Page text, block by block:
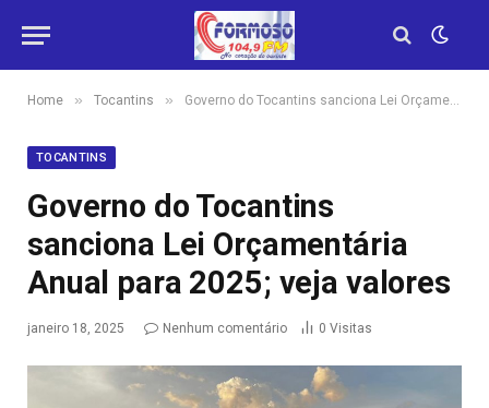
Home » Tocantins » Governo do Tocantins sanciona Lei Orçamentária Anual para 2025; veja valores
TOCANTINS
Governo do Tocantins
sanciona Lei Orçamentária
Anual para 2025; veja valores
janeiro 18, 2025 Nenhum comentário 0 Visitas